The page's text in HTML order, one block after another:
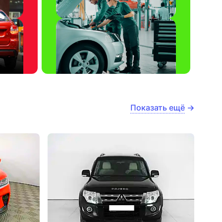
Показать ещё